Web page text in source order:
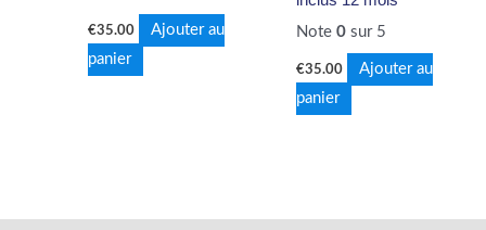
€35.00
Ajouter au
panier
Note0 sur 5
€35.00
Ajouter au
panier